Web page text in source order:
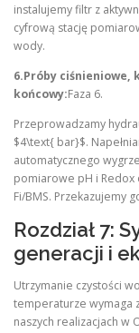
instalujemy filtr z
cyfrową stację
wody.
6.Próby
końcowy:Faza 6.
Przeprowadzamy
$4\text{ bar}$.
automatycznego
pomiarowe pH i Redox
Fi/BMS. Przekazujemy
Rozdział 7:
generacji i
Utrzymanie czystości
temperaturze wymaga
naszych realizacjach w